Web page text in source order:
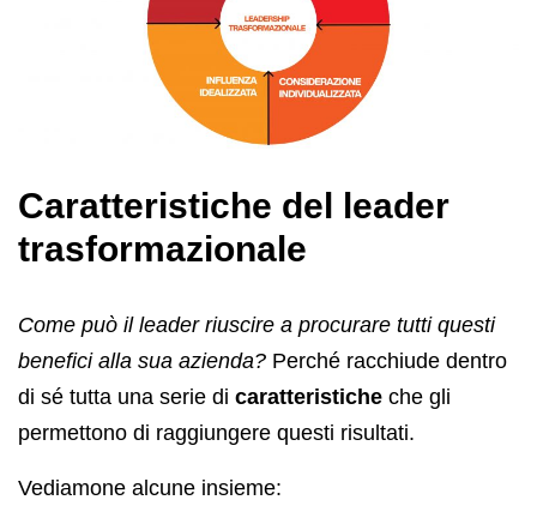
Caratteristiche del leader
trasformazionale
Come può il leader riuscire a procurare tutti questi
benefici alla sua azienda? Perché racchiude dentro
di sé tutta una serie di caratteristiche che gli
permettono di raggiungere questi risultati.
Vediamone alcune insieme: